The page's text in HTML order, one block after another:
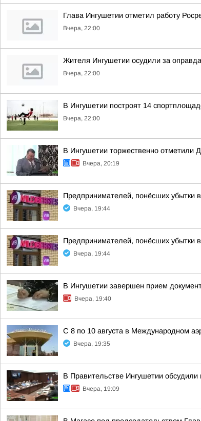
Глава Ингушетии отметил работу
Вчера, 22:00
Жителя Ингушетии осудили за
Вчера, 22:00
В Ингушетии построят 14
Вчера, 22:00
В Ингушетии торжественно отметили
Вчера, 20:19
Предпринимателей, понёсших убытки
Вчера, 19:44
Предпринимателей, понёсших убытки
Вчера, 19:44
В Ингушетии завершен прием
Вчера, 19:40
С 8 по 10 августа в Международном
Вчера, 19:35
В Правительстве Ингушетии
Вчера, 19:09